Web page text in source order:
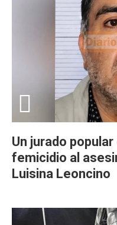
Un jurado
femicidio al
Luisina Leoncino